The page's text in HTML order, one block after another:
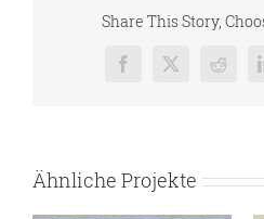
Share This Story,
Facebook
X Reddit
Ähnliche Projekte